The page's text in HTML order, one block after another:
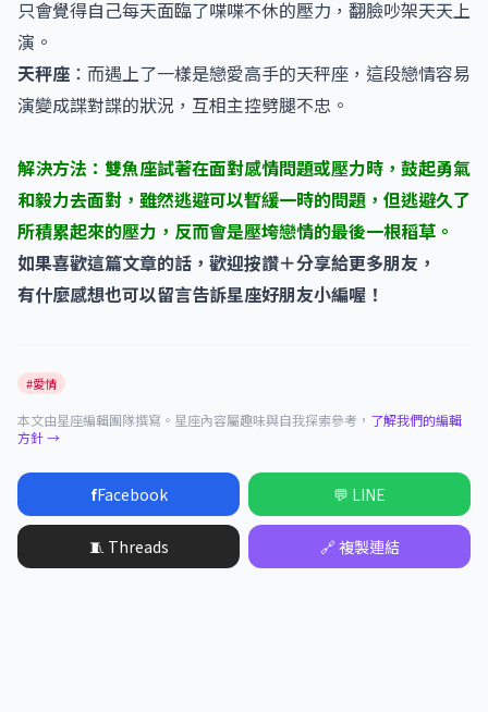
只會覺得​​自己每天面臨了喋喋不休的壓力，翻臉吵架天天上
演。
天秤座 ：而遇上了一樣是戀愛高手的天秤座，這段戀情容易
演變成諜對諜的狀況，互相主控劈腿不忠。
解決方法：雙魚座試著在面對感情問題或壓力時，鼓起勇氣
和毅力去面對，雖然逃避可以暫緩一時的問題，但逃避久了
所積累起來的壓力，反而會是壓垮戀情的最後一根稻草。
如果喜歡這篇文章的話，歡迎按讚＋分享給更多朋友，
有什麼感想也可以留言告訴星座好朋友小編喔！
#愛情
本文由星座編輯團隊撰寫。星座內容屬趣味與自我探索參考， 了解我們的編輯
方針 →
fFacebook 💬 LINE
🧵 Threads 🔗 複製連結